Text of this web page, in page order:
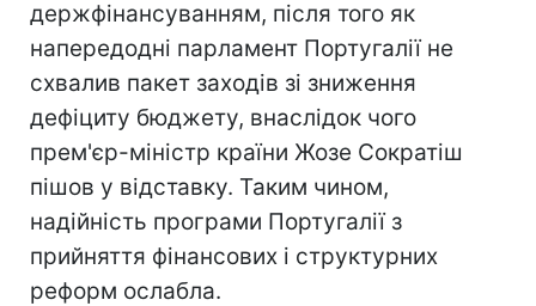
держфінансуванням, після того як
напередодні парламент Португалії не
схвалив пакет заходів зі зниження
дефіциту бюджету, внаслідок чого
прем'єр-міністр країни Жозе Сократіш
пішов у відставку. Таким чином,
надійність програми Португалії з
прийняття фінансових і структурних
реформ ослабла.